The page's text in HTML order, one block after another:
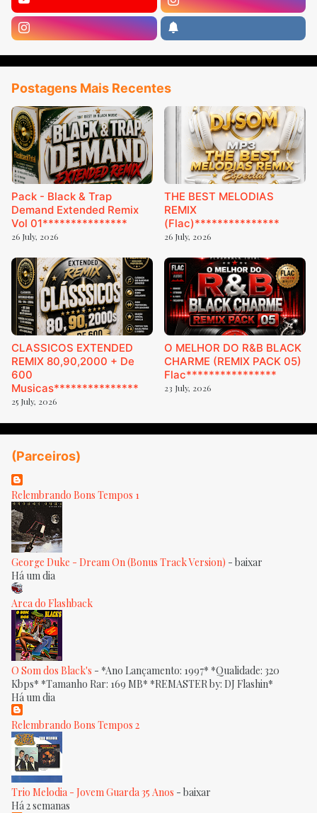
Postagens Mais Recentes
Pack - Black & Trap
Demand Extended Remix
Vol 01***************
26 July, 2026
THE BEST MELODIAS
REMIX
(Flac)***************
26 July, 2026
CLASSICOS EXTENDED
REMIX 80,90,2000 + De
600
Musicas***************
25 July, 2026
O MELHOR DO R&B BLACK
CHARME (REMIX PACK 05)
Flac****************
23 July, 2026
(Parceiros)
Relembrando Bons Tempos 1
George Duke - Dream On (Bonus Track Version) - baixar
Há um dia
Arca do Flashback
O Som dos Black's - *Ano Lançamento: 1997* *Qualidade: 320
Kbps* *Tamanho Rar: 169 MB* *REMASTER by: DJ Flashin*
Há um dia
Relembrando Bons Tempos 2
Trio Melodia - Jovem Guarda 35 Anos - baixar
Há 2 semanas